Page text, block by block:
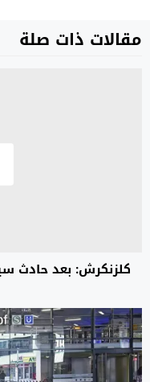
مقالات ذات صلة
كلزنكرش: بعد حادث